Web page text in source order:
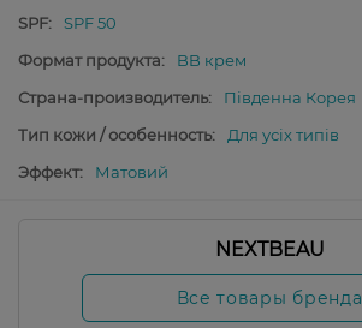
SPF:
SPF 50
Формат продукта:
BB крем
Страна-производитель:
Південна Корея
Тип кожи / особенность:
Для усіх типів
Эффект:
Матовий
NEXTBEAU
Все товары бренда